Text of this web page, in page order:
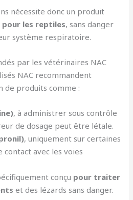
nécessite donc un produit
les reptiles, sans danger
système respiratoire.
par les vétérinaires NAC
NAC recommandent
de produits comme :
, à administrer sous contrôle
de dosage peut être létale.
, uniquement sur certaines
avec les voies
conçu pour traiter
et des lézards sans danger.